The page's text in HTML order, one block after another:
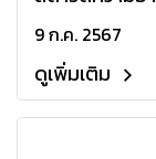
บวงสรวง "ไรเ
เมาเร่อ - ฟรี
9 ก.ค. 2567
ดูเพิ่มเติม